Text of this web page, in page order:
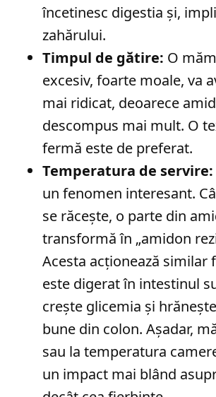
încetinesc digestia și,
zahărului.
Timpul de gătire: O
excesiv, foarte moale, va
mai ridicat, deoarece
descompus mai mult. O
fermă este de preferat.
Temperatura de servire:
un fenomen interesant.
se răcește, o parte din
transformă în „amidon
Acesta acționează similar
este digerat în intestinul
crește glicemia și
bune din colon. Așadar,
sau la temperatura
un impact mai blând